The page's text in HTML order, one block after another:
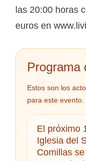
las 20:00 horas
euros en
Programa
Estos son los
para este evento.
El próximo
Iglesia del
Comillas